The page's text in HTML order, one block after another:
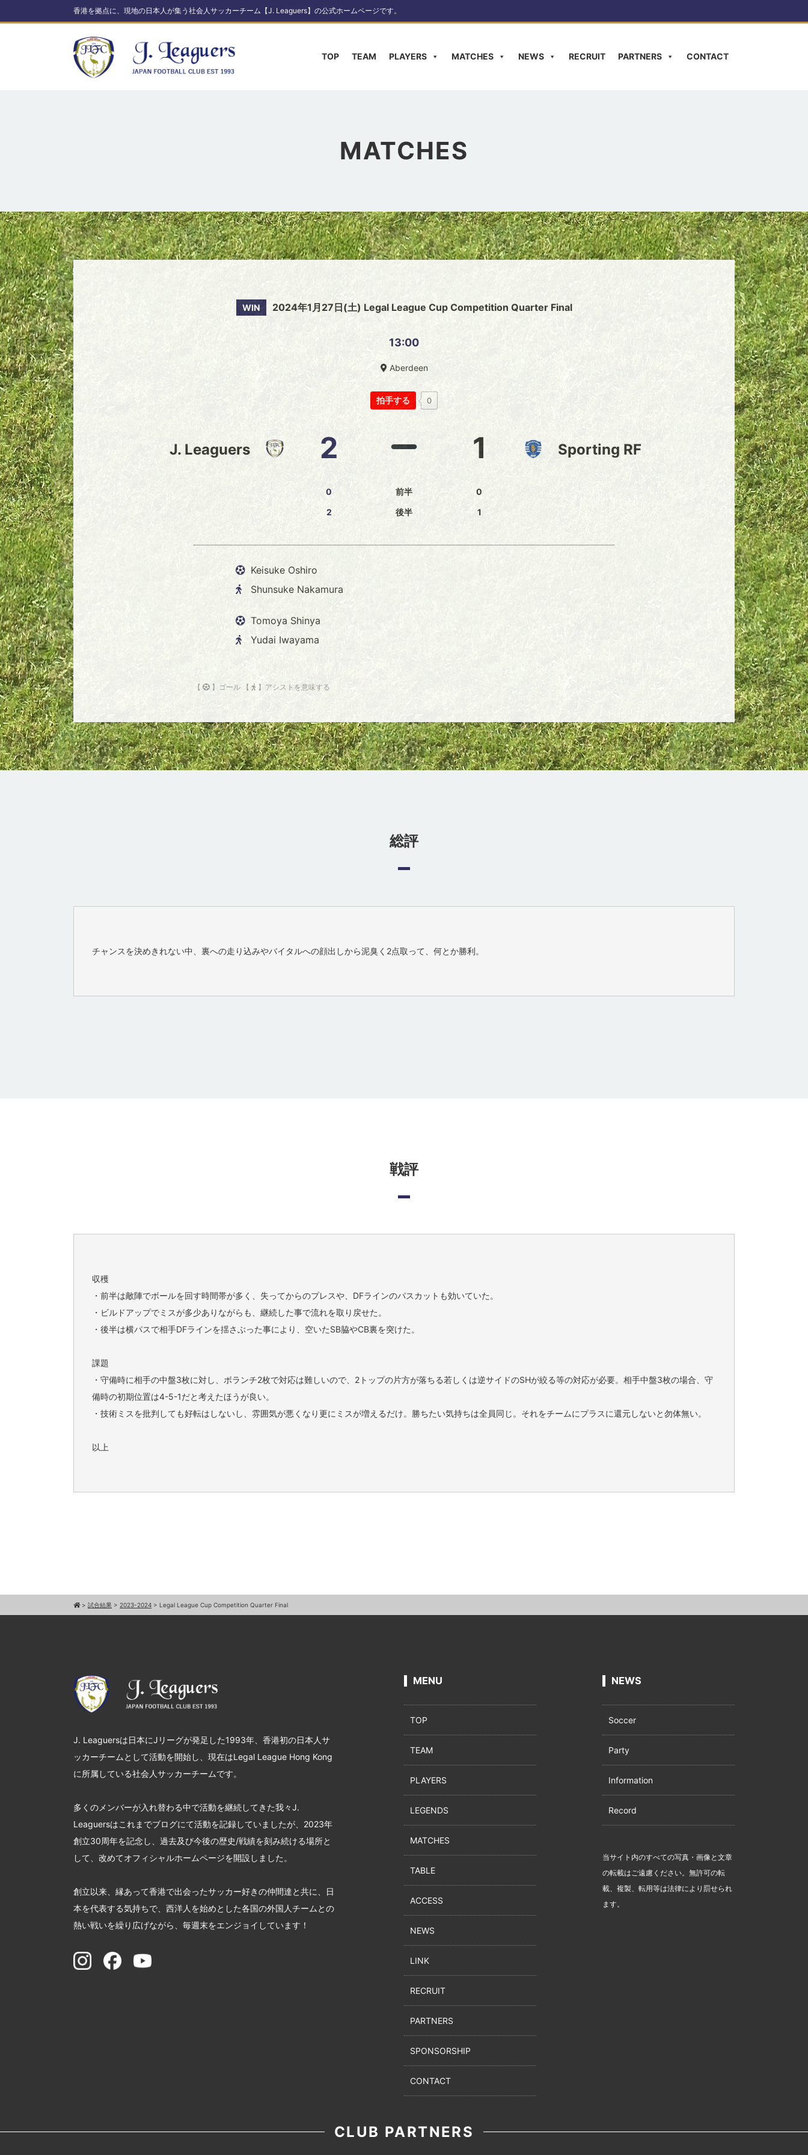
香港を拠点に、現地の日本人が集う社会人サッカーチーム【J. Leaguers】の公式ホームページです。
TOP TEAM PLAYERS MATCHES NEWS RECRUIT PARTNERS CONTACT
MATCHES
WIN 2024年1月27日(土) Legal League Cup Competition Quarter Final
13:00
Aberdeen
拍手する 0
J. Leaguers 2
0
2
前半
後半
1
0
1
Sporting RF
Keisuke Oshiro
Shunsuke Nakamura
Tomoya Shinya
Yudai Iwayama
【 】ゴール 【 】アシストを意味する
総評
チャンスを決めきれない中、裏への走り込みやバイタルへの顔出しから泥臭く2点取って、何とか勝利。
戦評
収穫
・前半は敵陣でボールを回す時間帯が多く、失ってからのプレスや、DFラインのパスカットも効いていた。
・ビルドアップでミスが多少ありながらも、継続した事で流れを取り戻せた。
・後半は横パスで相手DFラインを揺さぶった事により、空いたSB脇やCB裏を突けた。
課題
・守備時に相手の中盤3枚に対し、ボランチ2枚で対応は難しいので、2トップの片方が落ちる若しくは逆サイドのSHが絞る等の対応が必要。相手中盤3枚の場合、守
備時の初期位置は4-5-1だと考えたほうが良い。
・技術ミスを批判しても好転はしないし、雰囲気が悪くなり更にミスが増えるだけ。勝ちたい気持ちは全員同じ。それをチームにプラスに還元しないと勿体無い。
以上
> 試合結果 > 2023-2024 > Legal League Cup Competition Quarter Final
J. Leaguersは日本にJリーグが発足した1993年、香港初の日本人サ
ッカーチームとして活動を開始し、現在はLegal League Hong Kong
に所属している社会人サッカーチームです。
多くのメンバーが入れ替わる中で活動を継続してきた我々J.
Leaguersはこれまでブログにて活動を記録していましたが、2023年
創立30周年を記念し、過去及び今後の歴史/戦績を刻み続ける場所と
して、改めてオフィシャルホームページを開設しました。
創立以来、縁あって香港で出会ったサッカー好きの仲間達と共に、日
本を代表する気持ちで、西洋人を始めとした各国の外国人チームとの
熱い戦いを繰り広げながら、毎週末をエンジョイしています！
MENU
TOP
TEAM
PLAYERS
LEGENDS
MATCHES
TABLE
ACCESS
NEWS
LINK
RECRUIT
PARTNERS
SPONSORSHIP
CONTACT
NEWS
Soccer
Party
Information
Record
当サイト内のすべての写真・画像と文章
の転載はご遠慮ください。無許可の転
載、複製、転用等は法律により罰せられ
ます。
CLUB PARTNERS